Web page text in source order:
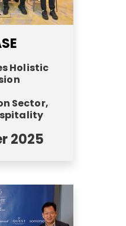
Holistic
Sector,
2025